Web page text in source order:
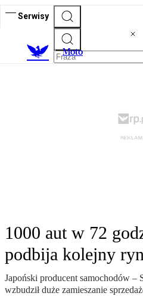
Serwisy
Moto
1000 aut w 72
podbija kolejny
Japoński producent samochodów –
wzbudził duże zamieszanie